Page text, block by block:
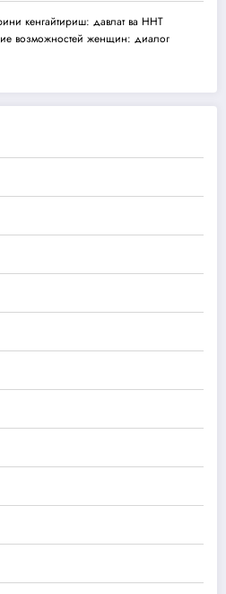
кенгайтириш: давлат ва ННТ
возможностей женщин: диалог